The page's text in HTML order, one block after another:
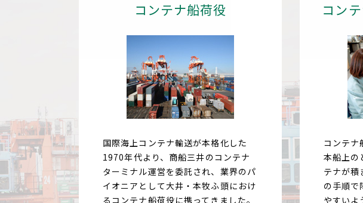
コンテナ船荷役
国際海上コンテナ輸送が本格化した
1970年代より、商船三井のコンテナ
ターミナル運営を委託され、業界のパ
イオニアとして大井・本牧ふ頭におけ
るコンテナ船荷役に携ってきました。
コン
コンテナ
本船上の
テナが積
の手順で
やすいよ